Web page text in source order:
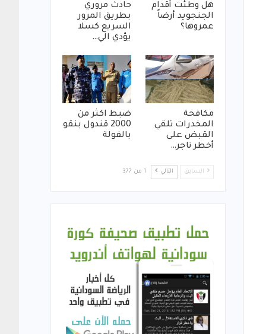
هل وطئت أقدام
الجنجويد أرضاً
عمروها؟
حادث مروري
بطريق المرور
السريع كسلا
يؤدي الي…
مكافحة
المخدرات تلقي
القبض على
أخطر تاجر…
ضبط اكثر من
2000 قندول بنقو
بالفولة
السابق التالي 1 من 377